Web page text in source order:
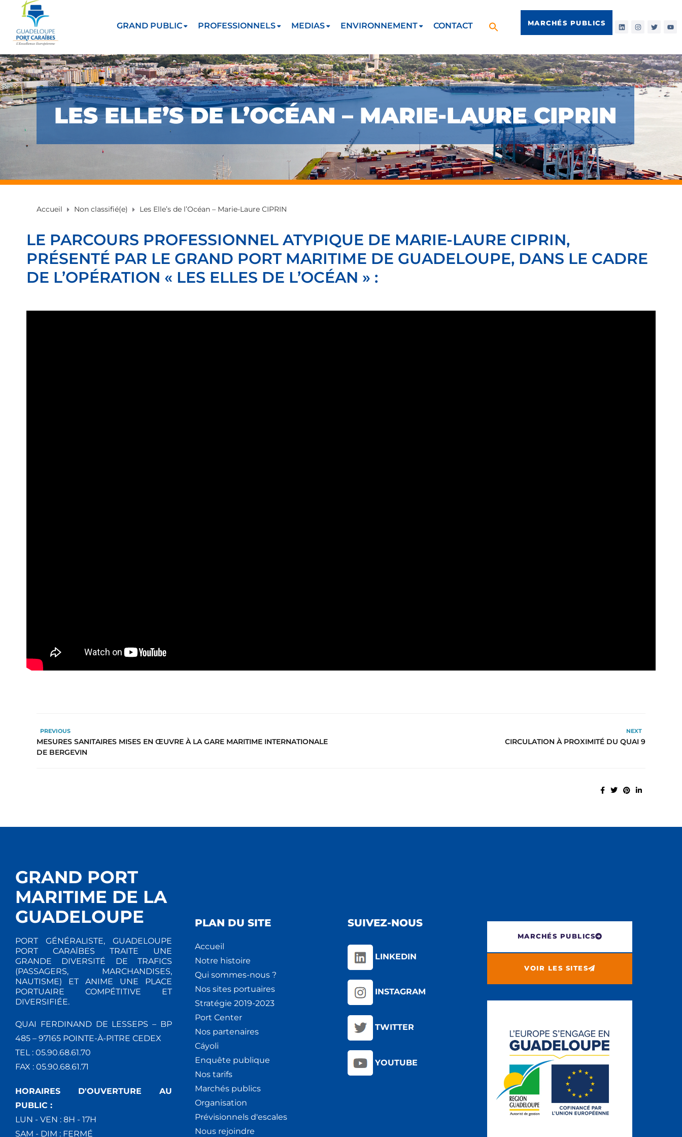
GRAND PUBLIC PROFESSIONNELS MEDIAS ENVIRONNEMENT CONTACT MARCHÉS PUBLICS
LES ELLE’S DE L’OCÉAN – MARIE-LAURE CIPRIN
Accueil Non classifié(e) Les Elle’s de l’Océan – Marie-Laure CIPRIN
LE PARCOURS PROFESSIONNEL ATYPIQUE DE MARIE-LAURE CIPRIN,
PRÉSENTÉ PAR LE GRAND PORT MARITIME DE GUADELOUPE, DANS LE CADRE
DE L’OPÉRATION « LES ELLES DE L’OCÉAN » :
PREVIOUS
MESURES SANITAIRES MISES EN ŒUVRE À LA GARE MARITIME INTERNATIONALE
DE BERGEVIN
NEXT
CIRCULATION À PROXIMITÉ DU QUAI 9
GRAND PORT
MARITIME DE LA
GUADELOUPE
PORT GÉNÉRALISTE, GUADELOUPE
PORT CARAÏBES TRAITE UNE
GRANDE DIVERSITÉ DE TRAFICS
(PASSAGERS, MARCHANDISES,
NAUTISME) ET ANIME UNE PLACE
PORTUAIRE COMPÉTITIVE ET
DIVERSIFIÉE.
QUAI FERDINAND DE LESSEPS – BP
485 – 97165 POINTE-À-PITRE CEDEX
TEL : 05.90.68.61.70
FAX : 05.90.68.61.71
HORAIRES D'OUVERTURE AU
PUBLIC :
LUN - VEN : 8H - 17H
SAM - DIM : FERMÉ
PLAN DU SITE
Accueil
Notre histoire
Qui sommes-nous ?
Nos sites portuaires
Stratégie 2019-2023
Port Center
Nos partenaires
Cáyoli
Enquête publique
Nos tarifs
Marchés publics
Organisation
Prévisionnels d'escales
Nous rejoindre
SUIVEZ-NOUS
LINKEDIN
INSTAGRAM
TWITTER
YOUTUBE
MARCHÉS PUBLICS
VOIR LES SITES